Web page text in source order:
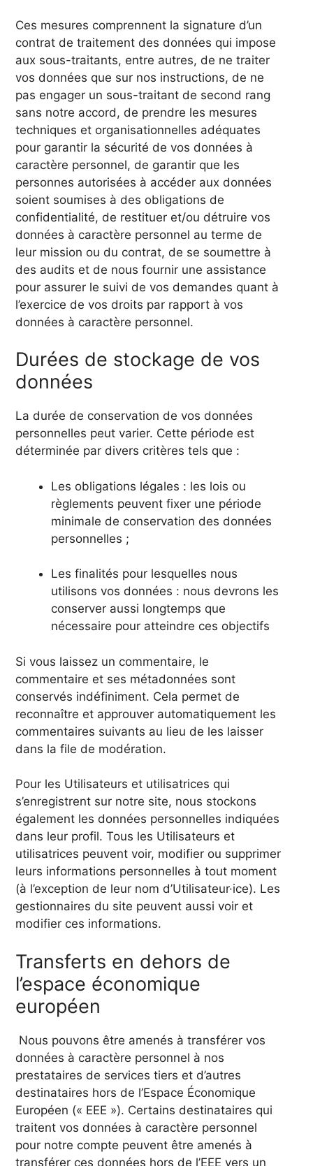
Ces mesures comprennent la signature d’un
contrat de traitement des données qui impose
aux sous-traitants, entre autres, de ne traiter
vos données que sur nos instructions, de ne
pas engager un sous-traitant de second rang
sans notre accord, de prendre les mesures
techniques et organisationnelles adéquates
pour garantir la sécurité de vos données à
caractère personnel, de garantir que les
personnes autorisées à accéder aux données
soient soumises à des obligations de
confidentialité, de restituer et/ou détruire vos
données à caractère personnel au terme de
leur mission ou du contrat, de se soumettre à
des audits et de nous fournir une assistance
pour assurer le suivi de vos demandes quant à
l’exercice de vos droits par rapport à vos
données à caractère personnel.
Durées de stockage de vos
données
La durée de conservation de vos données
personnelles peut varier. Cette période est
déterminée par divers critères tels que :
Les obligations légales : les lois ou
règlements peuvent fixer une période
minimale de conservation des données
personnelles ;
Les finalités pour lesquelles nous
utilisons vos données : nous devrons les
conserver aussi longtemps que
nécessaire pour atteindre ces objectifs
Si vous laissez un commentaire, le
commentaire et ses métadonnées sont
conservés indéfiniment. Cela permet de
reconnaître et approuver automatiquement les
commentaires suivants au lieu de les laisser
dans la file de modération.
Pour les Utilisateurs et utilisatrices qui
s’enregistrent sur notre site, nous stockons
également les données personnelles indiquées
dans leur profil. Tous les Utilisateurs et
utilisatrices peuvent voir, modifier ou supprimer
leurs informations personnelles à tout moment
(à l’exception de leur nom d’Utilisateur·ice). Les
gestionnaires du site peuvent aussi voir et
modifier ces informations.
Transferts en dehors de
l’espace économique
européen
Nous pouvons être amenés à transférer vos
données à caractère personnel à nos
prestataires de services tiers et d’autres
destinataires hors de l’Espace Économique
Européen (« EEE »). Certains destinataires qui
traitent vos données à caractère personnel
pour notre compte peuvent être amenés à
transférer ces données hors de l’EEE vers un